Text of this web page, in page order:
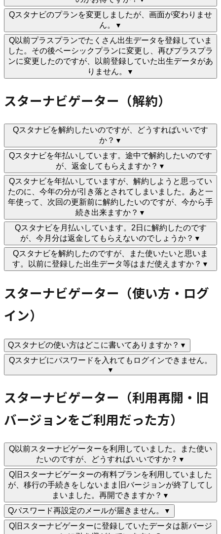
Qスタナビのプランを変更しましたが、画面が変わりませ
ん。
▼
Q以前プラスプランでたくさん出生データを登録していま
した。その後ベーシックプランに変更し、再びプラスプラ
ンに変更したのですが、以前登録していた出生データがあ
りません。
▼
スターナビゲーター（解約）
Qスタナビを解約したいのですが、どうすればいいです
か？ ▼
Qスタナビを年払いしています。途中で解約したいのです
が、返金してもらえますか？ ▼
Qスタナビを年払いしていますが、解約しようと思ってい
たのに、今年の分が引き落とされてしまいました。あと一
年使って、次回の更新前に解約したいのですが、今から手
続き出来ますか？ ▼
Qスタナビを月払いしています。2日に解約したのです
が、今月分は返金してもらえないのでしょうか？ ▼
Qスタナビを解約したのですが、また使いたいと思いま
す。以前に登録した出生データ等はまだ使えますか？ ▼
スターナビゲーター（使い方・ログ
イン）
Qスタナビの使い方はどこに書いてありますか？ ▼
Qスタナビにパスワードを入れてもログインできません。
▼
スターナビゲーター（利用再開・旧
バージョンをご利用だった方）
Q以前スターナビゲーターを利用していました。また使い
たいのですが、どうすればいいですか？ ▼
Q 旧スターナビゲーターの有料プランを利用していました
が、移行の手続きをしないまま旧バージョンが終了してし
まいました。再開できますか？ ▼
Qパスワード再設定のメールが届きません。 ▼
Q 旧スターナビゲーターに登録していたデータは新バージ